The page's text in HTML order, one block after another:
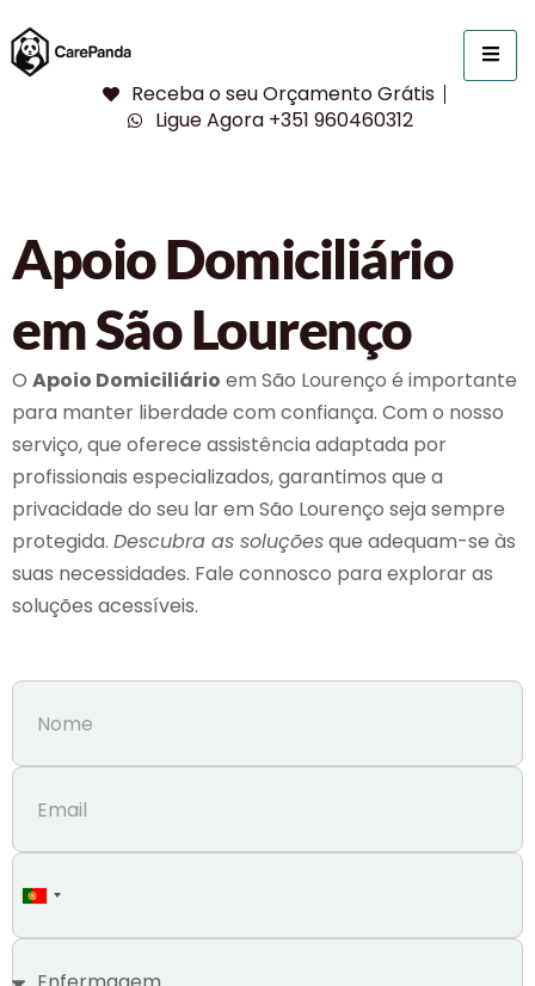
Receba o seu Orçamento Grátis
Ligue Agora +351 960460312
Apoio Domiciliário
em São Lourenço
O Apoio Domiciliário em São Lourenço é importante
para manter liberdade com confiança. Com o nosso
serviço, que oferece assistência adaptada por
profissionais especializados, garantimos que a
privacidade do seu lar em São Lourenço seja sempre
protegida. Descubra as soluçõesque adequam-se às
suas necessidades. Fale connosco para explorar as
soluções acessíveis.
Portugal
+351